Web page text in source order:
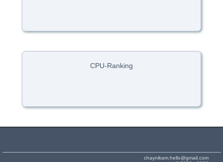
CPU-Ranking
chaynikam.hello@gmail.com